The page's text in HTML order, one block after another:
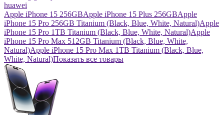
huawei
Apple iPhone 15 256GBApple iPhone 15 Plus 256GBApple
iPhone 15 Pro 256GB Titanium (Black, Blue, White, Natural)Apple
iPhone 15 Pro 1TB Titanium (Black, Blue, White, Natural)Apple
iPhone 15 Pro Max 512GB Titanium (Black, Blue, White,
Natural)Apple iPhone 15 Pro Max 1TB Titanium (Black, Blue,
White, Natural)Показать все товары